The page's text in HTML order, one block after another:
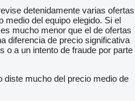
detenidamente varias ofertas
medio del equipo elegido. Si el
mucho menor que el de ofertas
diferencia de precio significativa
o a un intento de fraude por parte
mucho del precio medio de